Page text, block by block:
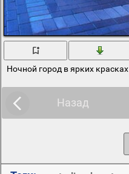
Ночной город в ярких красках
Назад